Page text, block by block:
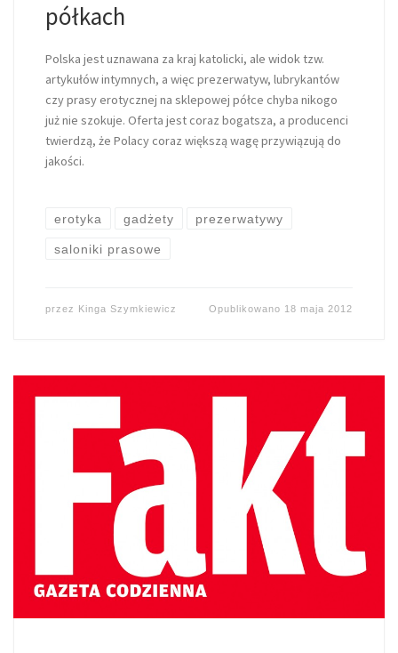
półkach
Polska jest uznawana za kraj katolicki, ale widok tzw.
artykułów intymnych, a więc prezerwatyw, lubrykantów
czy prasy erotycznej na sklepowej półce chyba nikogo
już nie szokuje. Oferta jest coraz bogatsza, a producenci
twierdzą, że Polacy coraz większą wagę przywiązują do
jakości.
erotyka gadżety prezerwatywy
saloniki prasowe
przez Kinga Szymkiewicz Opublikowano 18 maja 2012